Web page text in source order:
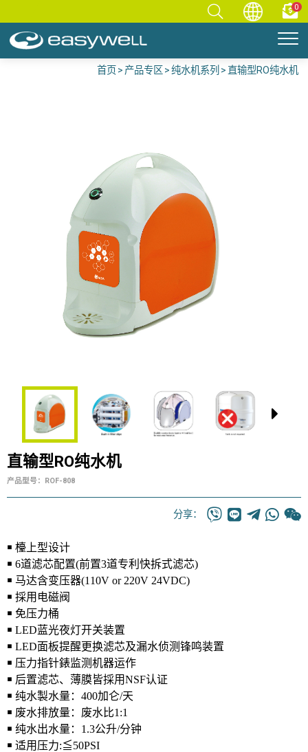
0
首页 产品专区 纯水机系列 直输型RO纯水机
直输型RO纯水机
产品型号：ROF-808
分享：
￭ 檯上型设计
￭ 6道滤芯配置(前置3道专利快拆式滤芯)
￭ 马达含变压器(110V or 220V 24VDC)
￭ 採用电磁阀
￭ 免压力桶
￭ LED蓝光夜灯开关装置
￭ LED面板提醒更换滤芯及漏水侦测锋鸣装置
￭ 压力指针錶监测机器运作
￭ 后置滤芯、薄膜皆採用NSF认证
￭ 纯水製水量：400加仑/天
￭ 废水排放量：废水比1:1
￭ 纯水出水量：1.3公升/分钟
￭ 适用压力:≦50PSI